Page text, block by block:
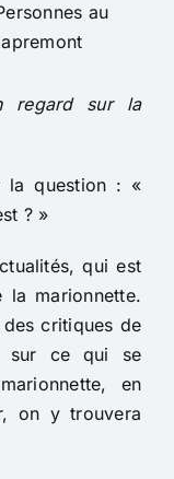
au
regard sur la
la question : «
? »
qui est
la marionnette.
critiques de
sur ce qui se
en
on y trouvera